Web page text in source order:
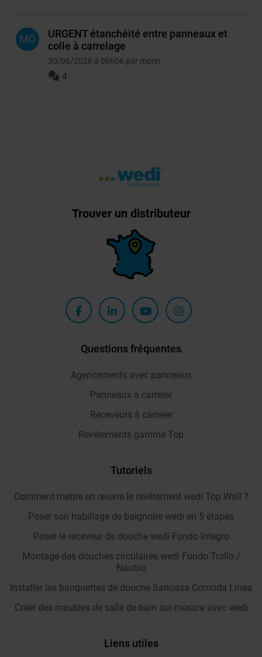
MO
URGENT étanchéité entre panneaux et
colle à carrelage
30/06/2026 à 06h06 par morin
4
Trouver un distributeur
Questions fréquentes
Agencements avec panneaux
Panneaux à carreler
Receveurs à carreler
Revêtements gamme Top
Tutoriels
Comment mettre en œuvre le revêtement wedi Top Wall ?
Poser son habillage de baignoire wedi en 5 étapes
Poser le receveur de douche wedi Fundo Integro
Montage des douches circulaires wedi Fundo Trollo /
Nautilo
Installer les banquettes de douche Sanoasa Comoda Linea
Créer des meubles de salle de bain sur-mesure avec wedi
Liens utiles